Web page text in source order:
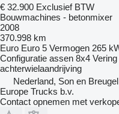
€ 32.900 Exclusief BTW
Bouwmachines - betonmixer
2008
370.998 km
Euro Euro 5 Vermogen 265
Configuratie assen 8x4 Vering
achterwielaandrijving
Nederland, Son en Breugel
Europe Trucks b.v.
Contact opnemen met